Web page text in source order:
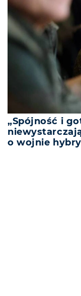
„Spójność i
o wojnie